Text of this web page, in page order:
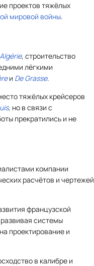
проектов тяжёлых
мировой войны.
Algérie, строительство
лёгкими
и De Grasse.
тяжёлых крейсеров
, но в связи с
прекратились и не
компании
расчётов и чертежей
французской
системы
проектирование и
в калибре и